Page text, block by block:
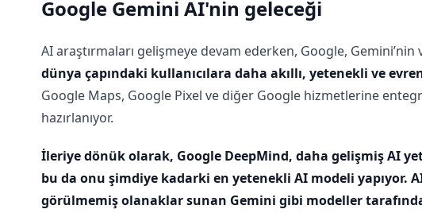
Google Gemini AI'nin geleceği
AI araştırmaları gelişmeye devam ederken, Google,
dünya çapındaki kullanıcılara daha akıllı, yetenekli ve
Google Maps, Google Pixel ve diğer Google hizmetlerine
hazırlanıyor.
İleriye dönük olarak, Google DeepMind, daha gelişmiş AI
bu da onu şimdiye kadarki en yetenekli AI modeli yapıyor.
görülmemiş olanaklar sunan Gemini gibi modeller